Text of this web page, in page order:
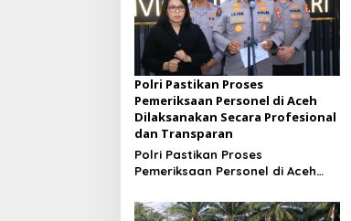
Polri Pastikan Proses
Pemeriksaan Personel di Aceh
Dilaksanakan Secara Profesional
dan Transparan
Polri Pastikan Proses
Pemeriksaan Personel di Aceh
dan Transparan